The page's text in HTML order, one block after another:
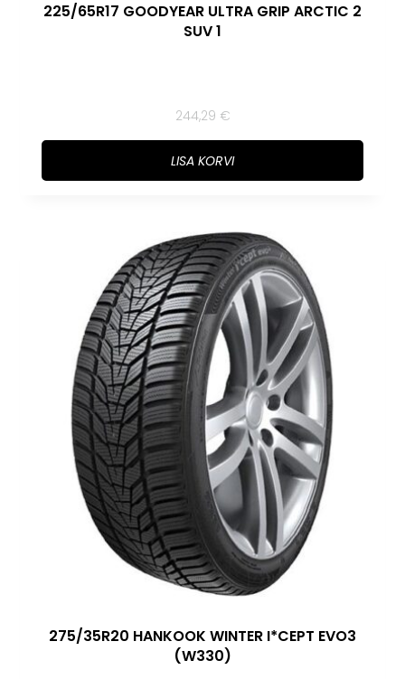
225/65R17 GOODYEAR ULTRA GRIP ARCTIC 2
SUV 1
244,29 €
LISA KORVI
275/35R20 HANKOOK WINTER I*CEPT EVO3
(W330)